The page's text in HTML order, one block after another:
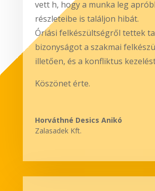
vett h, hogy a munka leg
részleteibe is találjon hibát.
Óriási felkészültségről tettek
bizonyságot a szakmai
illetően, és a konfliktus
Köszönet érte.
Horváthné Desics Anikó
Zalasadek Kft.